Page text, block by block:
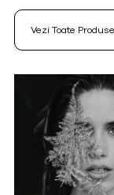
Vezi Toate